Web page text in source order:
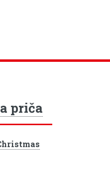
priča